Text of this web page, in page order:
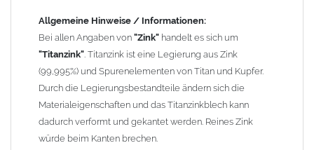
Zusammenbau vonMetall-Regenfallrohren mit KG- und HT-
Rohren: Der direkte Zusammenbau von Metall- und
Kunststoffrohren ist aufgrund der unterschiedlichen
Wandstärken nur eingeschränkt möglich. Zu diesem Zweck
führen wir einige Adapter in unserem Sortiment. Bei Fragen
stehen wir Ihnen gern zur Verfügung.
Allgemeine Hinweise / Informationen:
Bei allen Angaben von "Zink" handelt es sich um
"Titanzink". Titanzink ist eine Legierung aus Zink
(99,995%) und Spurenelementen von Titan und Kupfer.
Durch die Legierungsbestandteile ändern sich die
Materialeigenschaften und das Titanzinkblech kann
dadurch verformt und gekantet werden. Reines Zink
würde beim Kanten brechen.